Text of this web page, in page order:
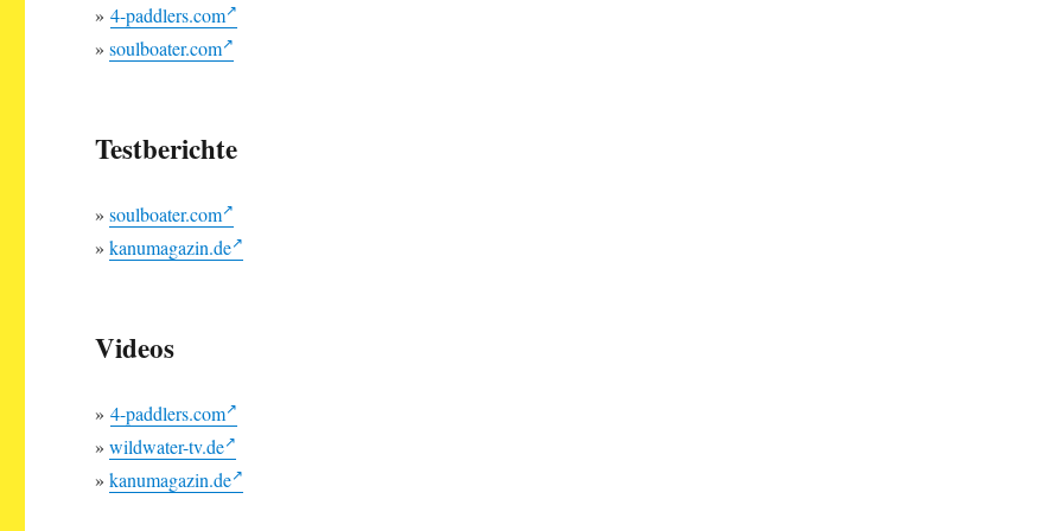
»4-paddlers.com
»soulboater.com
Testberichte
»soulboater.com
»kanumagazin.de
Videos
»4-paddlers.com
»wildwater-tv.de
»kanumagazin.de